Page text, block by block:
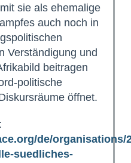
sie als ehemalige
auch noch in
Verständigung und
beitragen
politische
öffnet.
de/organisations/
suedliches-